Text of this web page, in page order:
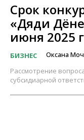
Срок
«Дяди
июня 2025
БИЗНЕС Оксана
Рассмотрение
субсидиарной